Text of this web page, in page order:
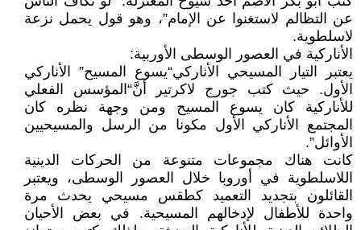
عن التظالم لاستغنوا عن الإمام”، وهو قول يحمل نزعة
لاسلطوية.
الأناركية في العصور الوسطى الأوربية:
يعتبر التيار المسيحي الأناركي“يسوع المسيح” الأناركي
الأول. حيث كتب جورج لاكرتير أنَّ“المؤسس الفعلي
للأناركية كان يسوع المسيح ومن وجهة نظره كان
المجتمع الأناركي الأول مكونا من الرسل والمسيحيين
الأوائل”.
كانت هناك مجموعات متنوعة من الحركات الدينية
اللاسلطوية في أوروبا خلال العصور الوسطى، ويعتبر
القائلون بتجديد التعميد كطقس مسيحي يحدث مرة
واحدة للأطفال لإدخالهم المسيحية. في بعض الأحيان